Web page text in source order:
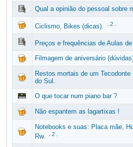
Qual a opinião do pessoal sobre
Ciclismo, Bikes (dicas). 2.
Preços e frequências de Aulas
Filmagem de aniversário
Restos mortais de um Tecodonte
do Sul.
O que tocar num piano bar ?
Não espantem as lagartixas !
Notebooks e suas: Placa mãe,
Rw.
2.